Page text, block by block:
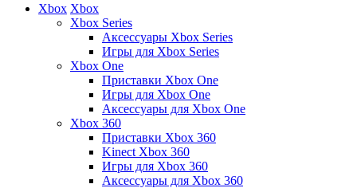
Xbox Xbox
Xbox Series
Аксессуары Xbox Series
Игры для Xbox Series
Xbox One
Приставки Xbox One
Игры для Xbox One
Аксессуары для Xbox One
Xbox 360
Приставки Xbox 360
Kinect Xbox 360
Игры для Xbox 360
Аксессуары для Xbox 360